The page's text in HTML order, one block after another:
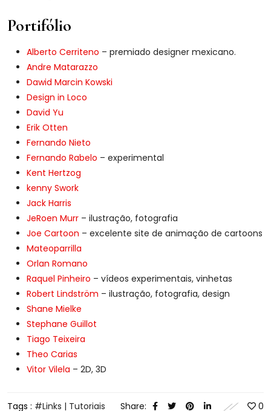
Portifólio
Alberto Cerriteno – premiado designer mexicano.
Andre Matarazzo
Dawid Marcin Kowski
Design in Loco
David Yu
Erik Otten
Fernando Nieto
Fernando Rabelo – experimental
Kent Hertzog
kenny Swork
Jack Harris
JeRoen Murr – ilustração, fotografia
Joe Cartoon – excelente site de animação de cartoons
Mateoparrilla
Orlan Romano
Raquel Pinheiro – vídeos experimentais, vinhetas
Robert Lindström – ilustração, fotografia, design
Shane Mielke
Stephane Guillot
Tiago Teixeira
Theo Carias
Vitor Vilela – 2D, 3D
Tags : Links | Tutoriais Share: 0